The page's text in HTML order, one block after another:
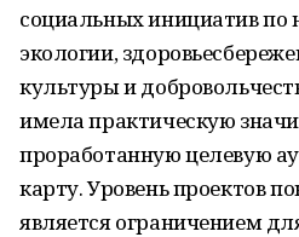
социальных инициатив по
экологии,
культуры и
имела практическую
проработанную целевую
карту. Уровень проектов
является ограничением